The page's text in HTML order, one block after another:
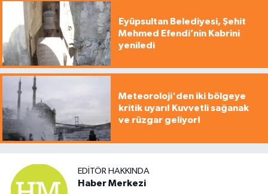
Eyüpsultan Belediyesi, Şehit
Mehmed Efendi’nin Kabrini
yeniledi
Meteoroloji'den iki bölgeye
kritik uyarı! Kuvvetli sağanak
ve rüzgar geliyor!
EDITÖR HAKKINDA
Haber Merkezi